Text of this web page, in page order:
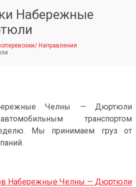
Набережные
/ Направления
Челны — Дюртюли
транспортом
Мы принимаем груз от
Набережные Челны — Дюртюли